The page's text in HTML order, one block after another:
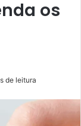
os
de leitura